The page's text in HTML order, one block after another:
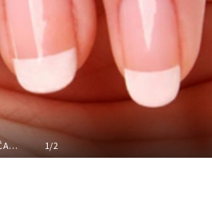
FOTO: U NOKTIMA SU UTISNUTI ZNAKOVI RAZLIČITIH ZDRAVSTVENIH POREMEĆAJA 1/2